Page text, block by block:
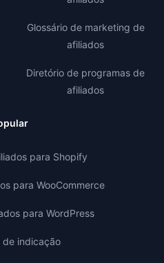
Glossário de marketing de
afiliados
Diretório de programas de
afiliados
para Shopify
para WooCommerce
para WordPress
de indicação